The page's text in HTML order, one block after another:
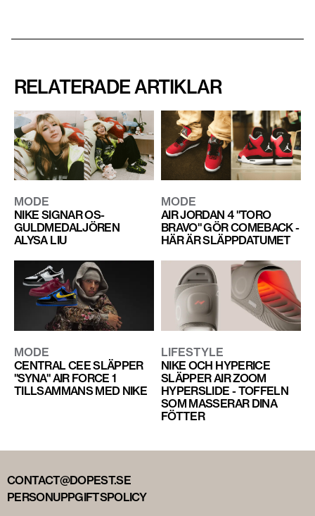
RELATERADE ARTIKLAR
MODE
NIKE SIGNAR OS-
GULDMEDALJÖREN
ALYSA LIU
MODE
AIR JORDAN 4 "TORO
BRAVO" GÖR COMEBACK -
HÄR ÄR SLÄPPDATUMET
MODE
CENTRAL CEE SLÄPPER
"SYNA" AIR FORCE 1
TILLSAMMANS MED NIKE
LIFESTYLE
NIKE OCH HYPERICE
SLÄPPER AIR ZOOM
HYPERSLIDE - TOFFELN
SOM MASSERAR DINA
FÖTTER
CONTACT@DOPEST.SE
PERSONUPPGIFTSPOLICY